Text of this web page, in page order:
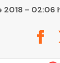
2018 - 02:06